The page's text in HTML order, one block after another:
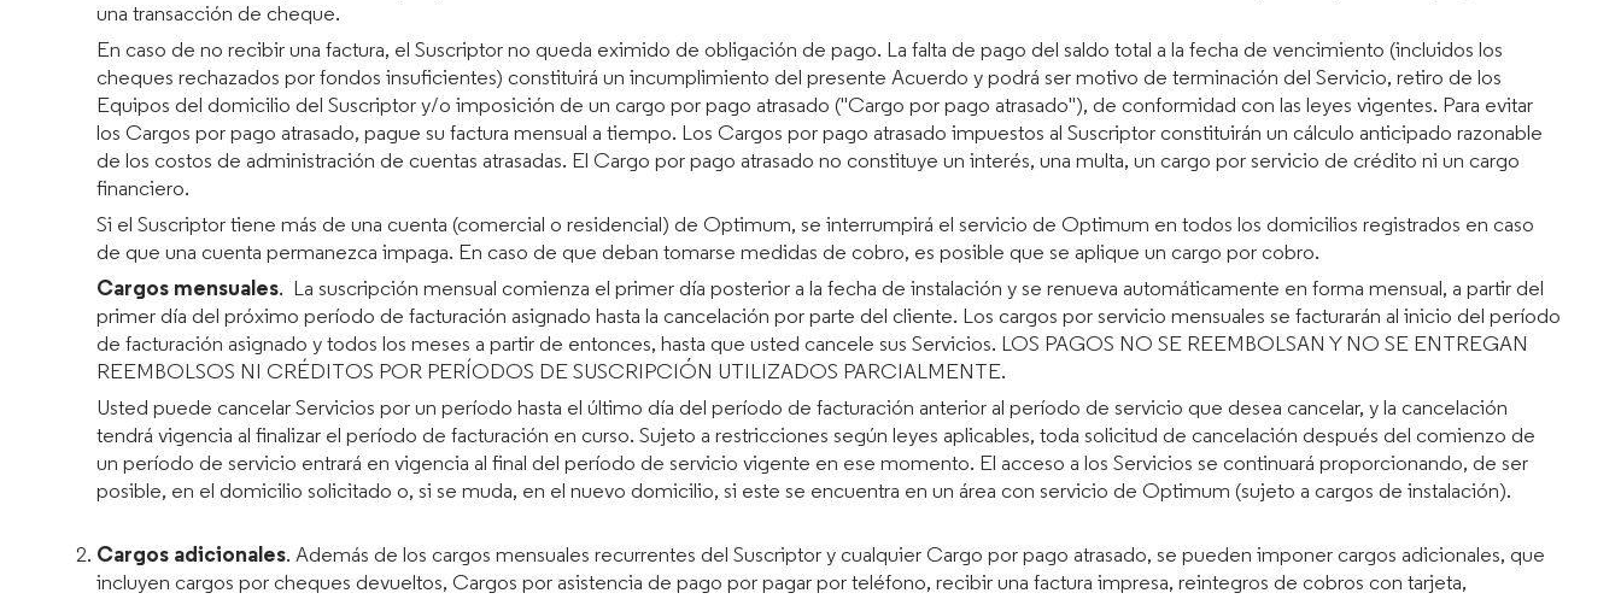
una transacción de cheque.
En caso de no recibir una factura, el Suscriptor no queda eximido de obligación de pago. La falta de pago del saldo total a la fecha de vencimiento (incluidos los
cheques rechazados por fondos insuficientes) constituirá un incumplimiento del presente Acuerdo y podrá ser motivo de terminación del Servicio, retiro de los
Equipos del domicilio del Suscriptor y/o imposición de un cargo por pago atrasado ("Cargo por pago atrasado"), de conformidad con las leyes vigentes. Para evitar
los Cargos por pago atrasado, pague su factura mensual a tiempo. Los Cargos por pago atrasado impuestos al Suscriptor constituirán un cálculo anticipado razonable
de los costos de administración de cuentas atrasadas. El Cargo por pago atrasado no constituye un interés, una multa, un cargo por servicio de crédito ni un cargo
financiero.
Si el Suscriptor tiene más de una cuenta (comercial o residencial) de Optimum, se interrumpirá el servicio de Optimum en todos los domicilios registrados en caso
de que una cuenta permanezca impaga. En caso de que deban tomarse medidas de cobro, es posible que se aplique un cargo por cobro.
Cargos mensuales. La suscripción mensual comienza el primer día posterior a la fecha de instalación y se renueva automáticamente en forma mensual, a partir del
primer día del próximo período de facturación asignado hasta la cancelación por parte del cliente. Los cargos por servicio mensuales se facturarán al inicio del período
de facturación asignado y todos los meses a partir de entonces, hasta que usted cancele sus Servicios. LOS PAGOS NO SE REEMBOLSAN Y NO SE ENTREGAN
REEMBOLSOS NI CRÉDITOS POR PERÍODOS DE SUSCRIPCIÓN UTILIZADOS PARCIALMENTE.
Usted puede cancelar Servicios por un período hasta el último día del período de facturación anterior al período de servicio que desea cancelar, y la cancelación
tendrá vigencia al finalizar el período de facturación en curso. Sujeto a restricciones según leyes aplicables, toda solicitud de cancelación después del comienzo de
un período de servicio entrará en vigencia al final del período de servicio vigente en ese momento. El acceso a los Servicios se continuará proporcionando, de ser
posible, en el domicilio solicitado o, si se muda, en el nuevo domicilio, si este se encuentra en un área con servicio de Optimum (sujeto a cargos de instalación).
Cargos adicionales. Además de los cargos mensuales recurrentes del Suscriptor y cualquier Cargo por pago atrasado, se pueden imponer cargos adicionales, que
incluyen cargos por cheques devueltos, Cargos por asistencia de pago por pagar por teléfono, recibir una factura impresa, reintegros de cobros con tarjeta,